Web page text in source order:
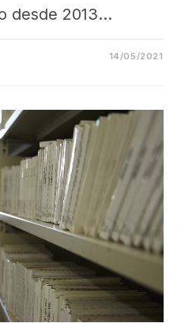
desde 2013…
14/05/2021